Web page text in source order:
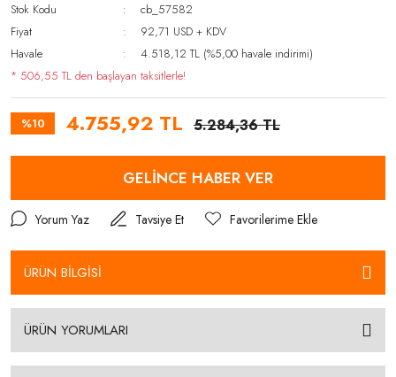
Stok Kodu
cb_57582
Fiyat
92,71 USD + KDV
Havale
4.518,12 TL (%5,00 havale indirimi)
* 506,55 TL den başlayan taksitlerle!
%10 4.755,92 TL 5.284,36 TL
GELİNCE HABER VER
Yorum Yaz Tavsiye Et
ÜRÜN BİLGİSİ
ÜRÜN YORUMLARI